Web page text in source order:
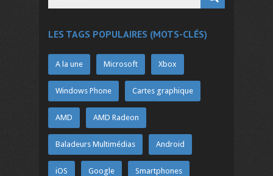
LES TAGS POPULAIRES (MOTS-CLÉS)
A la une Microsoft Xbox
Windows Phone Cartes graphique
AMD AMD Radeon
Baladeurs Multimédias Android
iOS Google Smartphones